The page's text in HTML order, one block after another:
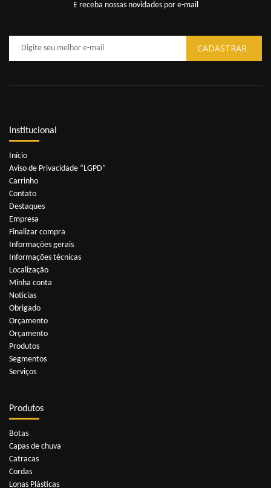
E receba nossas novidades por e-mail
Institucional
Início
Aviso de Privacidade “LGPD”
Carrinho
Contato
Destaques
Empresa
Finalizar compra
Informações gerais
Informações técnicas
Localização
Minha conta
Notícias
Obrigado
Orçamento
Orçamento
Produtos
Segmentos
Serviços
Produtos
Botas
Capas de chuva
Catracas
Cordas
Lonas Plásticas